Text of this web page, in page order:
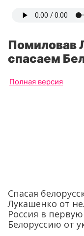
Помиловав
спасаем
Полная версия
Спасая
Лукашенко от
Россия в
Белоруссию от